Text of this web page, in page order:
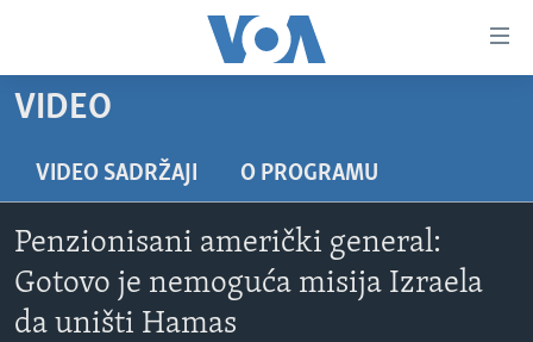
glavni
Pređi
na
glavnu
Idi
na
VIDEO
VIJESTI
SJEDINJENE AMERIČKE DRŽAVE
NAUKA I TEHNOLOGIJA
VIDEO
VIDEO SADRŽAJI O PROGRAMU
Penzionisani američki general:
Gotovo je nemoguća misija Izraela
da uništi Hamas